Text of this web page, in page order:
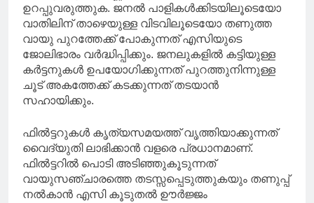
ഉറപ്പുവരുത്തുക. ജനൽ പാളികൾക്കിടയിലൂടെയോ
വാതിലിന് താഴെയുള്ള വിടവിലൂടെയോ തണുത്ത
വായു പുറത്തേക്ക് പോകുന്നത് എസിയുടെ
ജോലിഭാരം വർദ്ധിപ്പിക്കും. ജനലുകളിൽ കട്ടിയുള്ള
കർട്ടനുകൾ ഉപയോഗിക്കുന്നത് പുറത്തുനിന്നുള്ള
ചൂട് അകത്തേക്ക് കടക്കുന്നത് തടയാൻ
സഹായിക്കും.
ഫിൽട്ടറുകൾ കൃത്യസമയത്ത് വൃത്തിയാക്കുന്നത്
വൈദ്യുതി ലാഭിക്കാൻ വളരെ പ്രധാനമാണ്.
ഫിൽട്ടറിൽ പൊടി അടിഞ്ഞുകൂടുന്നത്
വായുസഞ്ചാരത്തെ തടസ്സപ്പെടുത്തുകയും തണുപ്പ്
നൽകാൻ എസി കൂടുതൽ ഊർജ്ജം